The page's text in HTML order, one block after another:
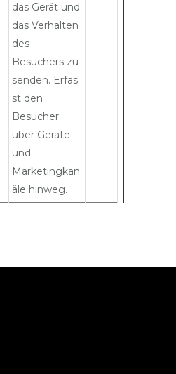
das Gerät und
das Verhalten
des
Besuchers zu
senden. Erfas
st den
Besucher
über Geräte
und
Marketingkan
äle hinweg.